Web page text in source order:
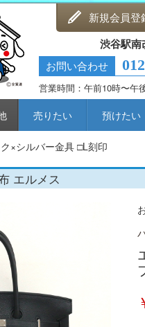
新規会員登
渋谷駅南
お問い合わせ
営業時間：午前10時〜午
売りたい 預けたい
×シルバー金具 □L刻印
エルメス